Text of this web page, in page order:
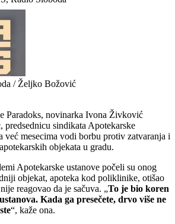
/ Željko Božović
Paradoks, novinarka Ivona Živković
predsednicu sindikata Apotekarske
već mesecima vodi borbu protiv zatvaranja i
objekata u gradu.
Apotekarske ustanove počeli su onog
objekat, apoteka kod poliklinike, otišao
reagovao da je sačuva. „To je bio koren
Kada ga presečete, drvo više ne
“, kaže ona.